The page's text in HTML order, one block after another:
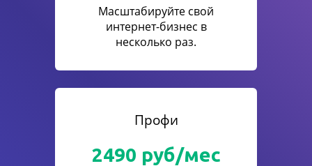
Масштабируйте свой
интернет-бизнес в
несколько раз.
Профи
2490 руб/мес